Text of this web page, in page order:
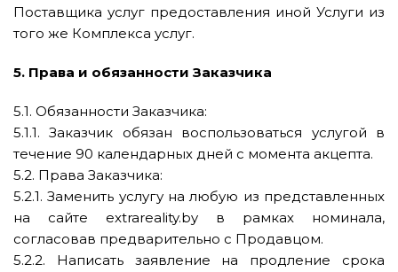
Поставщика услуг предоставления иной Услуги из
того же Комплекса услуг.
5. Права и обязанности Заказчика
5.1. Обязанности Заказчика:
5.1.1. Заказчик обязан воспользоваться услугой в
течение 90 календарных дней с момента акцепта.
5.2. Права Заказчика:
5.2.1. Заменить услугу на любую из представленных
на сайте extrareality.by в рамках номинала,
согласовав предварительно с Продавцом.
5.2.2. Написать заявление на продление срока